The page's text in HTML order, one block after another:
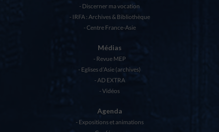
Discerner ma vocation
IRFA : Archives & Bibliothèque
Centre France-Asie
Médias
Revue MEP
Eglises d’Asie (archives)
AD EXTRA
Vidéos
Agenda
Expositions et animations